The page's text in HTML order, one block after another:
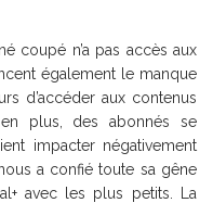
coupé n’a pas accès aux
également le manque
d’accéder aux contenus
plus, des abonnés se
impacter négativement
a confié toute sa gêne
avec les plus petits. La